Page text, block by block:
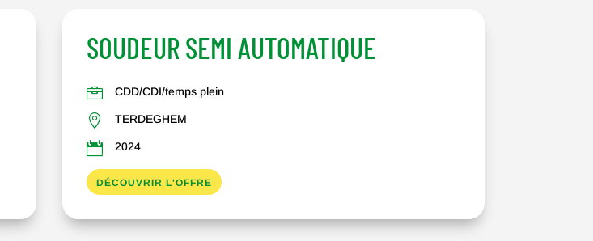
SOUDEUR SEMI AUTOMATIQUE
 CDD/CDI/temps plein
 TERDEGHEM
 2024
DÉCOUVRIR L'OFFRE